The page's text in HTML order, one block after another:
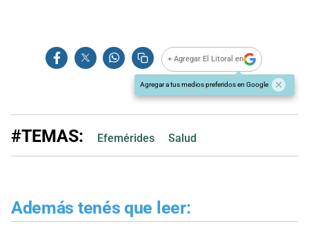
+ Agregar El Litoral en
Agregar a tus medios preferidos en Google
#TEMAS: Efemérides Salud
Además tenés que leer: